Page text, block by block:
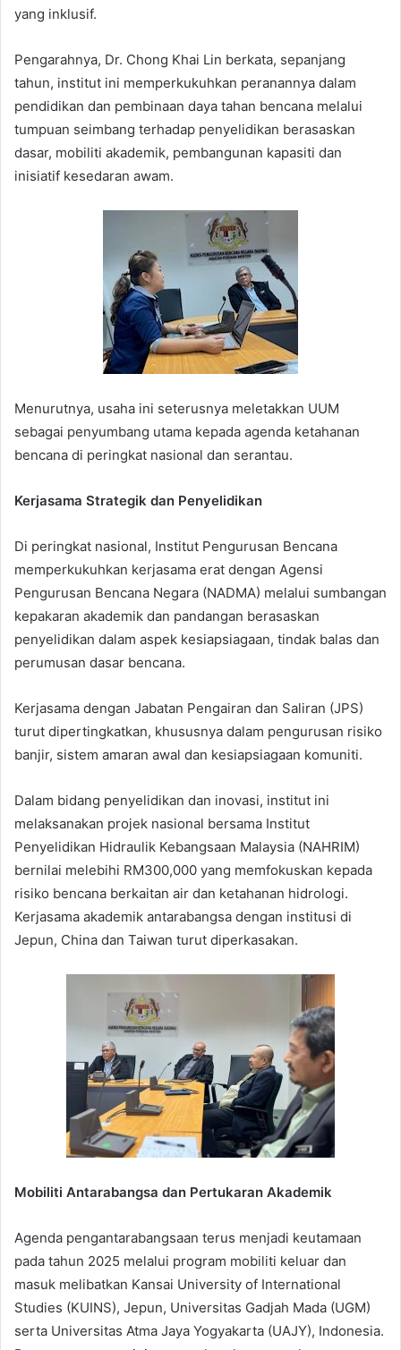
yang inklusif.
Pengarahnya, Dr. Chong Khai Lin berkata, sepanjang
tahun, institut ini memperkukuhkan peranannya dalam
pendidikan dan pembinaan daya tahan bencana melalui
tumpuan seimbang terhadap penyelidikan berasaskan
dasar, mobiliti akademik, pembangunan kapasiti dan
inisiatif kesedaran awam.
Menurutnya, usaha ini seterusnya meletakkan UUM
sebagai penyumbang utama kepada agenda ketahanan
bencana di peringkat nasional dan serantau.
Kerjasama Strategik dan Penyelidikan
Di peringkat nasional, Institut Pengurusan Bencana
memperkukuhkan kerjasama erat dengan Agensi
Pengurusan Bencana Negara (NADMA) melalui sumbangan
kepakaran akademik dan pandangan berasaskan
penyelidikan dalam aspek kesiapsiagaan, tindak balas dan
perumusan dasar bencana.
Kerjasama dengan Jabatan Pengairan dan Saliran (JPS)
turut dipertingkatkan, khususnya dalam pengurusan risiko
banjir, sistem amaran awal dan kesiapsiagaan komuniti.
Dalam bidang penyelidikan dan inovasi, institut ini
melaksanakan projek nasional bersama Institut
Penyelidikan Hidraulik Kebangsaan Malaysia (NAHRIM)
bernilai melebihi RM300,000 yang memfokuskan kepada
risiko bencana berkaitan air dan ketahanan hidrologi.
Kerjasama akademik antarabangsa dengan institusi di
Jepun, China dan Taiwan turut diperkasakan.
Mobiliti Antarabangsa dan Pertukaran Akademik
Agenda pengantarabangsaan terus menjadi keutamaan
pada tahun 2025 melalui program mobiliti keluar dan
masuk melibatkan Kansai University of International
Studies (KUINS), Jepun, Universitas Gadjah Mada (UGM)
serta Universitas Atma Jaya Yogyakarta (UAJY), Indonesia.